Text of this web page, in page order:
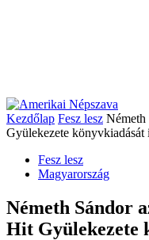
Kezdőlap Fesz lesz
Gyülekezete könyvkiadását
Fesz lesz
Magyarország
Németh Sándor
Hit Gyülekezete